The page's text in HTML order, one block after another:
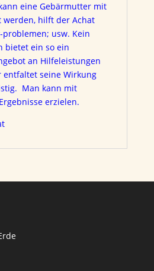
eine Gebärmutter mit
werden, hilft der Achat
usw. Kein
bietet ein so ein
an Hilfeleistungen
entfaltet seine Wirkung
Man kann mit
erzielen.